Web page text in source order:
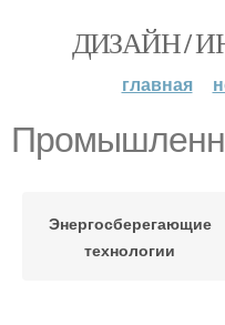
ДИЗАЙН /
главная
Энергосберегающие
технологии